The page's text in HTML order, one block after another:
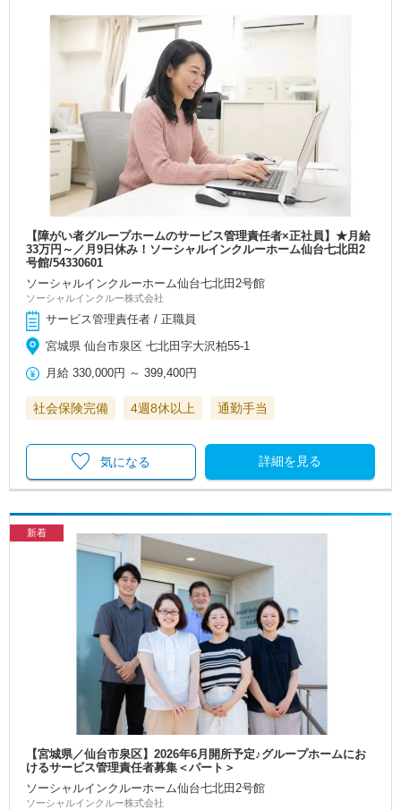
【障がい者グループホームのサービス管理責任者×正社員】★月給
33万円～／月9日休み！ソーシャルインクルーホーム仙台七北田2
号館/54330601
ソーシャルインクルーホーム仙台七北田2号館
ソーシャルインクルー株式会社
サービス管理責任者 / 正職員
宮城県 仙台市泉区 七北田字大沢柏55-1
月給 330,000円 ～399,400円
社会保険完備 4週8休以上 通勤手当
詳細を見る
気になる
新着
【宮城県／仙台市泉区】2026年6月開所予定♪グループホームにお
けるサービス管理責任者募集＜パート＞
ソーシャルインクルーホーム仙台七北田2号館
ソーシャルインクルー株式会社